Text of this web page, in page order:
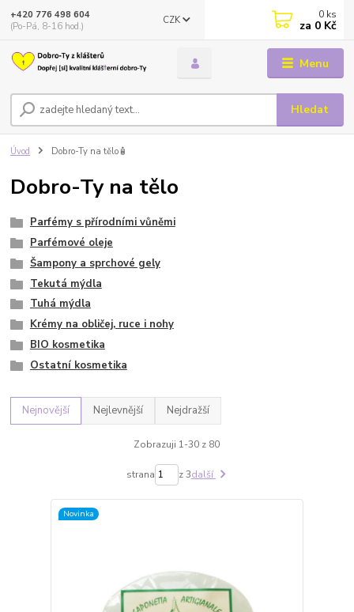
Menu
CZK
Hledat
+420 776 498 604
(Po-Pá, 8-16 hod.)
0 ks
za 0 Kč
Úvod Dobro-Ty na tělo🧴
Dobro-Ty na tělo
Parfémy s přírodními vůněmi
Parfémové oleje
Šampony a sprchové gely
Tekutá mýdla
Tuhá mýdla
Krémy na obličej, ruce i nohy
BIO kosmetika
Ostatní kosmetika
Nejnovější Nejlevnější Nejdražší
Zobrazuji 1-30 z 80
strana z 3další
Novinka